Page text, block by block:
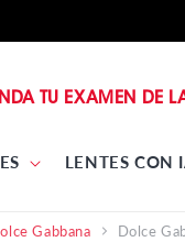
TU EXAMEN DE
LENTES CON
Gabbana Dolce